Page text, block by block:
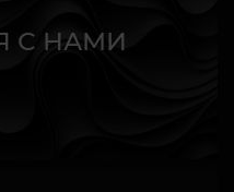
С НАМИ